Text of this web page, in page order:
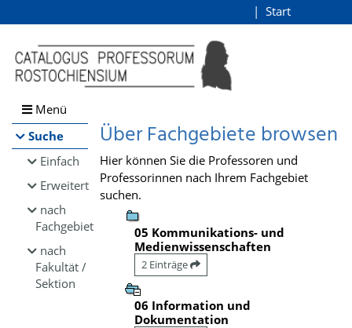
Browsen
direkt zum Inhalt
Start
Menü
Suche
Einfach
Erweitert
nach
Fachgebiet
nach
Fakultät /
Sektion
Über Fachgebiete browsen
Hier können Sie die Professoren und
Professorinnen nach Ihrem Fachgebiet
suchen.
05 Kommunikations- und
Medienwissenschaften
2 Einträge
06 Information und
Dokumentation